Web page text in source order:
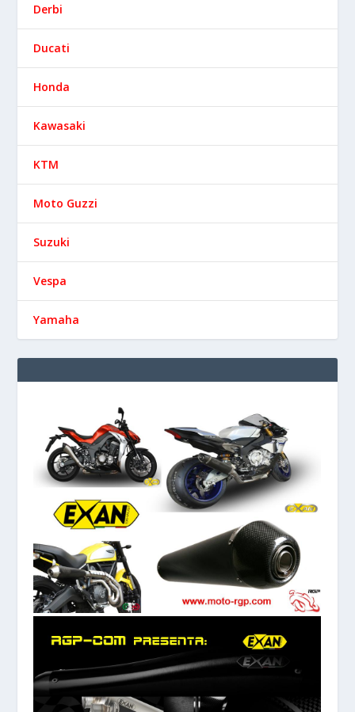
Derbi
Ducati
Honda
Kawasaki
KTM
Moto Guzzi
Suzuki
Vespa
Yamaha